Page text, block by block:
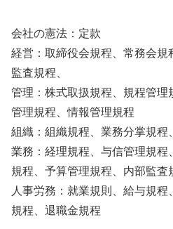
会社の憲法：定款
経営：取締役会規程、常務会規
監査規程、
管理：株式取扱規程、規程管
管理規程、情報管理規程
組織：組織規程、業務分掌規程
業務：経理規程、与信管理規程
規程、予算管理規程、内部監査
人事労務：就業規則、給与規
規程、退職金規程